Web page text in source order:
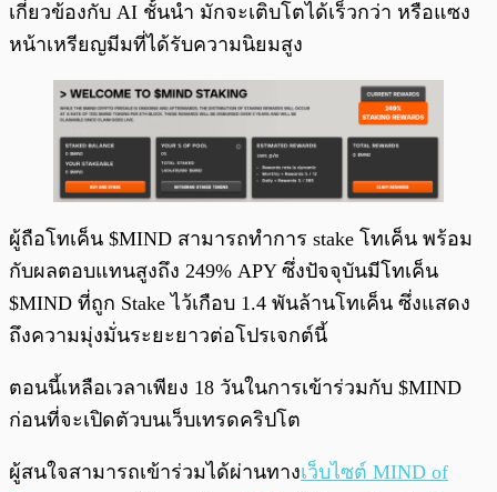
เกี่ยวข้องกับ AI ชั้นนำ มักจะเติบโตได้เร็วกว่า หรือแซง
หน้าเหรียญมีมที่ได้รับความนิยมสูง
ผู้ถือโทเค็น $MIND สามารถทำการ stake โทเค็น พร้อม
กับผลตอบแทนสูงถึง 249% APY ซึ่งปัจจุบันมีโทเค็น
$MIND ที่ถูก Stake ไว้เกือบ 1.4 พันล้านโทเค็น ซึ่งแสดง
ถึงความมุ่งมั่นระยะยาวต่อโปรเจกต์นี้
ตอนนี้เหลือเวลาเพียง 18 วันในการเข้าร่วมกับ $MIND
ก่อนที่จะเปิดตัวบนเว็บเทรดคริปโต
ผู้สนใจสามารถเข้าร่วมได้ผ่านทางเว็บไซต์ MIND of